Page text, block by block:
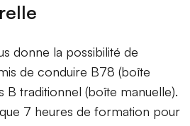
donne la possibilité de
de conduire B78 (boîte
B traditionnel (boîte manuelle).
7 heures de formation pour